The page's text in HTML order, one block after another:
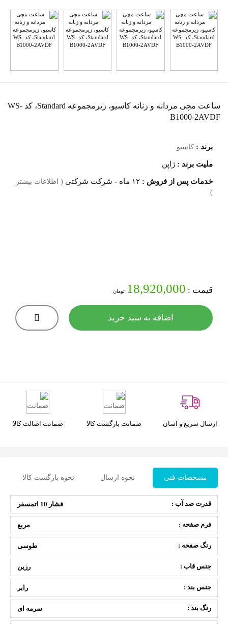
ساعت مچی مردانه و زنانه کاسیو، زیرمجموعه Standard، کد WS-
B1000-2AVDF
برند : کاسیو
ملیت برند : ژاپن
خدمات پس از فروش : ۱۲ ماه - شرکت شرکتی ( اطلاعات بیشتر
)
قیمت : 18,920,000 تومان
اضافه به سبد خرید
ارسال سریع و آسان ضمانت بازگشت کالا ضمانت اصالت کالا
مشخصات فنی نحوه ارسال نحوه بازگشت کالا
قدرت ضد آب : فشار 10 اتمسفر
فرم صفحه : مربع
رنگ صفحه : طوسی
جنس قاب : رزین
جنس بند : رابر
رنگ بند : سرمه ای